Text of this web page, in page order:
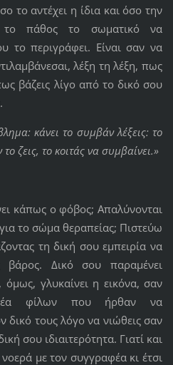
το αντέχει η ίδια και όσο την
το πάθος το σωματικό να
το περιγράφει. Είναι σαν να
λέξη τη λέξη, πως
βάζεις λίγο από το δικό σου
κάνει το συμβάν λέξεις: το
το ζεις, το κοιτάς να συμβαίνει.»
κάπως ο φόβος; Απαλύνονται
το σώμα θεραπείας; Πιστεύω
τη δική σου εμπειρία να
βάρος. Δικό σου παραμένει
γλυκαίνει η εικόνα, σαν
φίλων που ήρθαν να
δικό τους λόγο να νιώθεις σαν
σου ιδιαιτερότητα. Γιατί και
με τον συγγραφέα κι έτσι